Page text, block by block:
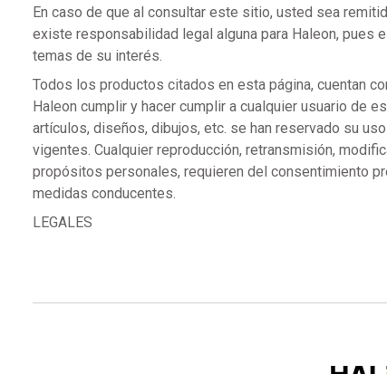
En caso de que al consultar este sitio, usted sea
existe responsabilidad legal alguna para Haleon,
temas de su interés.
Todos los productos citados en esta página, cuentan
Haleon cumplir y hacer cumplir a cualquier usuario de
artículos, diseños, dibujos, etc. se han reservado su
vigentes. Cualquier reproducción, retransmisión,
propósitos personales, requieren del consentimiento
medidas conducentes.
LEGALES